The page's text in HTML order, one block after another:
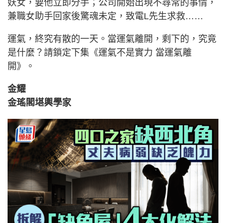
妖女，要他立即分手；公司開始出現不尋常的事情，
兼職女助手回家後驚魂未定，致電L先生求救……
運氣，終究有散的一天。當運氣離開，剩下的，究竟
是什麼？請鎖定下集《運氣不是實力 當運氣離
開》。
金耀
金瑤閣堪輿學家